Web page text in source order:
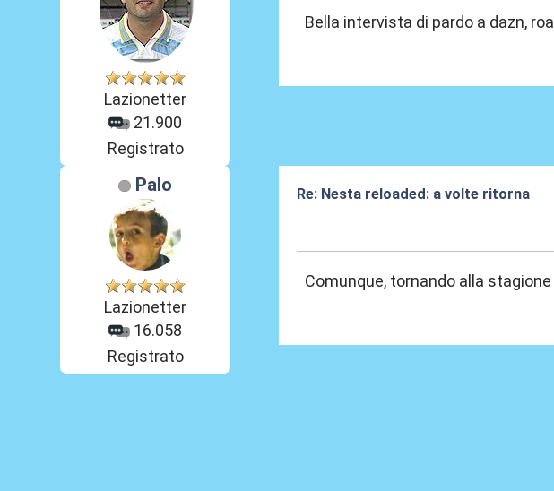
Lazionetter
21.900
Registrato
Bella intervista di pardo a dazn,
Palo
Lazionetter
16.058
Registrato
Re: Nesta reloaded: a volte ritorna
Comunque, tornando alla